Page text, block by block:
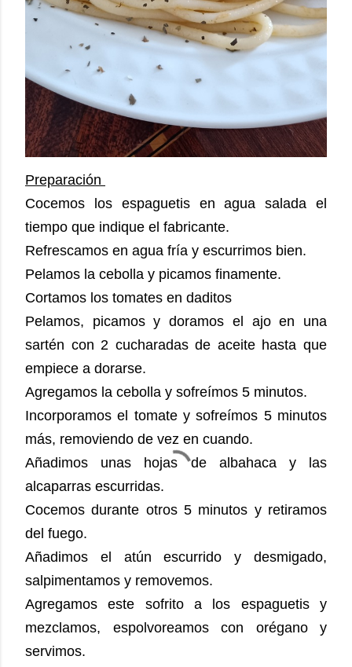
Preparación
Cocemos los espaguetis en agua salada el
tiempo que indique el fabricante.
Refrescamos en agua fría y escurrimos bien.
Pelamos la cebolla y picamos finamente.
Cortamos los tomates en daditos
Pelamos, picamos y doramos el ajo en una
sartén con 2 cucharadas de aceite hasta que
empiece a dorarse.
Agregamos la cebolla y sofreímos 5 minutos.
Incorporamos el tomate y sofreímos 5 minutos
más, removiendo de vez en cuando.
Añadimos unas hojas de albahaca y las
alcaparras escurridas.
Cocemos durante otros 5 minutos y retiramos
del fuego.
Añadimos el atún escurrido y desmigado,
salpimentamos y removemos.
Agregamos este sofrito a los espaguetis y
mezclamos, espolvoreamos con orégano y
servimos.